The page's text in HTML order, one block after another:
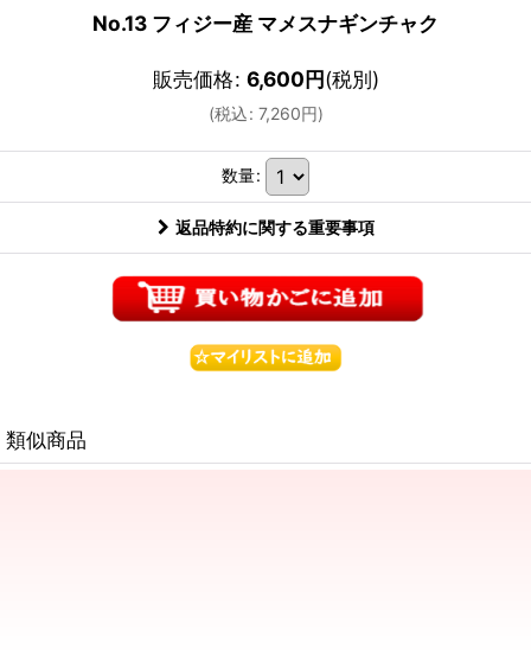
No.13 フィジー産 マメスナギンチャク
販売価格: 6,600円(税別)
(税込: 7,260円)
数量:
返品特約に関する重要事項
類似商品